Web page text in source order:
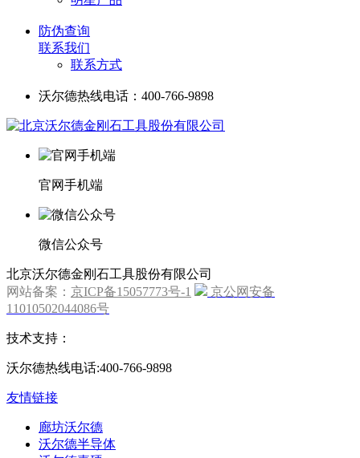
防伪查询
联系我们
联系方式
沃尔德热线电话：400-766-9898
官网手机端
微信公众号
北京沃尔德金刚石工具股份有限公司
网站备案： 京ICP备15057773号-1
京公网安备
11010502044086号
技术支持：
沃尔德热线电话:400-766-9898
友情链接
廊坊沃尔德
沃尔德半导体